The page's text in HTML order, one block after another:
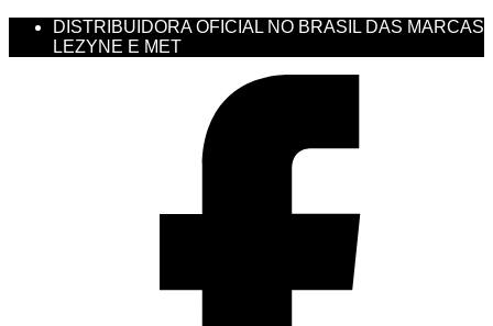
DISTRIBUIDORA OFICIAL NO BRASIL DAS MARCAS
LEZYNE E MET